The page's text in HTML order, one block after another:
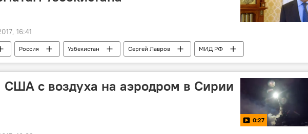
16:41
Россия Узбекистан Сергей Лавров
МИД РФ
СМИД СНГ Награда награждение Политика
США с воздуха на аэродром в Сирии
0:27